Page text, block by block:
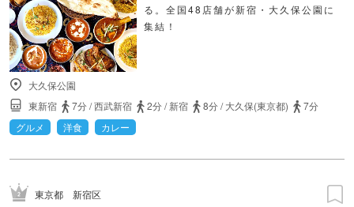
る。全国48店舗が新宿・大久保公園に
集結！
大久保公園
東新宿
7分/西武新宿 2分/新宿 8分/大久保(東京都)
7分
グルメ
洋食 カレー
東京都 新宿区